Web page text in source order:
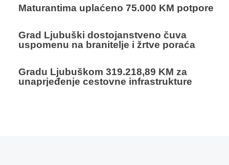
Maturantima uplaćeno 75.000 KM potpore
Grad Ljubuški dostojanstveno čuva
uspomenu na branitelje i žrtve poraća
Gradu Ljubuškom 319.218,89 KM za
unaprjeđenje cestovne infrastrukture